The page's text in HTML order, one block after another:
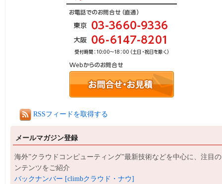
RSSフィードを取得する
メールマガジン登録
海外”クラウドコンピューティング”最新技術などを中心に、注目
ンテンツをご紹介
バックナンバー [climbクラウド・ナウ]